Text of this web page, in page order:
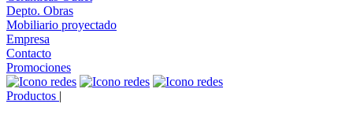
Depto. Obras
Mobiliario proyectado
Empresa
Contacto
Promociones
Productos |